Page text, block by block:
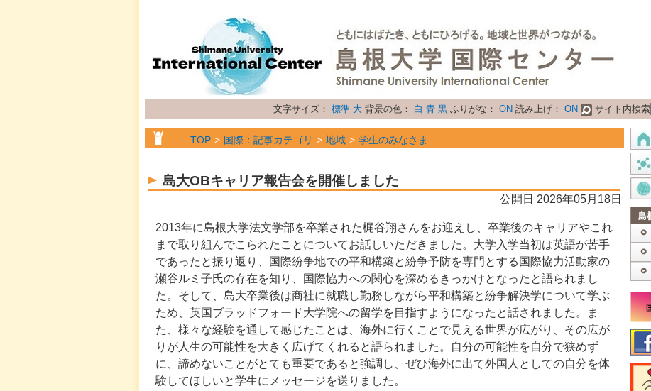
文字サイズ： 標準 大 背景の色： 白 青 黒 ふりがな： ON 読み上げ： ON サイト内検索
TOP 国際：記事カテゴリ 地域 学生のみなさま
島大OBキャリア報告会を開催しました
公開日 2026年05月18日
2013年に島根大学法文学部を卒業された梶谷翔さんをお迎えし、卒業後のキャリアやこれ
まで取り組んでこられたことについてお話しいただきました。大学入学当初は英語が苦手
であったと振り返り、国際紛争地での平和構築と紛争予防を専門とする国際協力活動家の
瀬谷ルミ子氏の存在を知り、国際協力への関心を深めるきっかけとなったと語られまし
た。そして、島大卒業後は商社に就職し勤務しながら平和構築と紛争解決学について学ぶ
ため、英国ブラッドフォード大学院への留学を目指すようになったと話されました。ま
た、様々な経験を通して感じたことは、海外に行くことで見える世界が広がり、その広が
りが人生の可能性を大きく広げてくれると語られました。自分の可能性を自分で狭めず
に、諦めないことがとても重要であると強調し、ぜひ海外に出て外国人としての自分を体
験してほしいと学生にメッセージを送りました。